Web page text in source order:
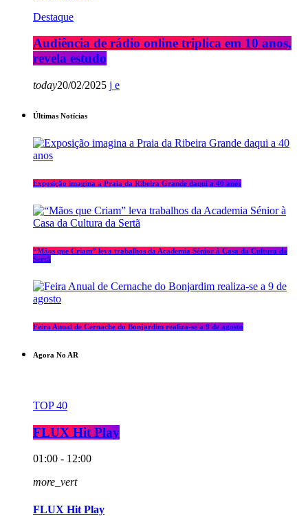
Destaque
Audiência de rádio online triplica em 10 anos,
revela estudo
today20/02/2025
Últimas Notícias
Exposição imagina a Praia da Ribeira Grande daqui a 40 anos
“Mãos que Criam” leva trabalhos da Academia Sénior à Casa da Cultura da
Sertã
Feira Anual de Cernache do Bonjardim realiza-se a 9 de agosto
Agora No AR
TOP 40
FLUX Hit Play
01:00 - 12:00
more_vert
FLUX Hit Play